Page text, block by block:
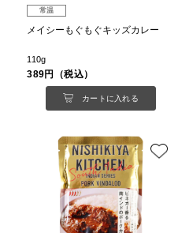
常温
メイシーもぐもぐキッズカレー
110g
389円（税込）
カートに入れる